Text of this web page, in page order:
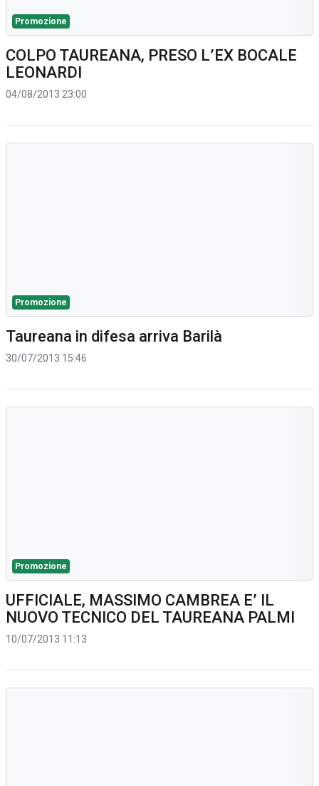
Promozione
COLPO TAUREANA, PRESO L’EX BOCALE
LEONARDI
04/08/2013 23:00
Promozione
Taureana in difesa arriva Barilà
30/07/2013 15:46
Promozione
UFFICIALE, MASSIMO CAMBREA E’ IL
NUOVO TECNICO DEL TAUREANA PALMI
10/07/2013 11:13